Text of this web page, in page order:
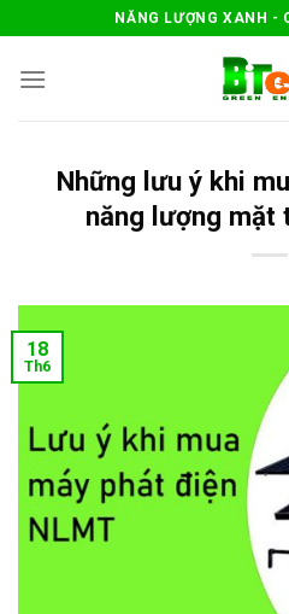
content
NĂNG LƯỢNG XANH -
Những lưu ý khi
năng lượng mặt
18
Th6